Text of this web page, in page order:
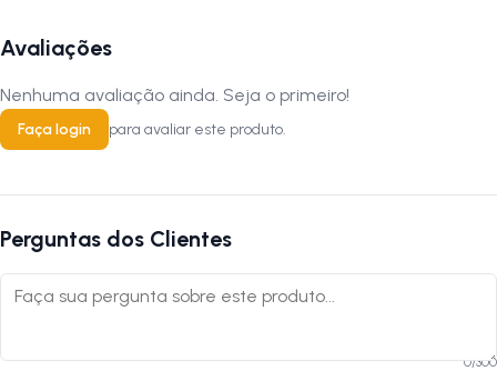
Avaliações
Nenhuma avaliação ainda. Seja o primeiro!
Faça login para avaliar este produto.
Perguntas dos Clientes
0/300